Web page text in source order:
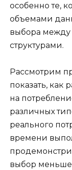
особенно те,
объемами
выбора
структурами.
Рассмотрим
показать, как
на
различных
реального
времени
выбор